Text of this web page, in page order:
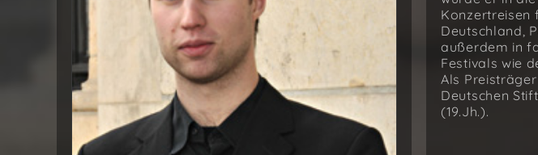
Konzertreisen
Deutschland,
außerdem in
Festivals wie
Als
Deutschen
(19.Jh.).